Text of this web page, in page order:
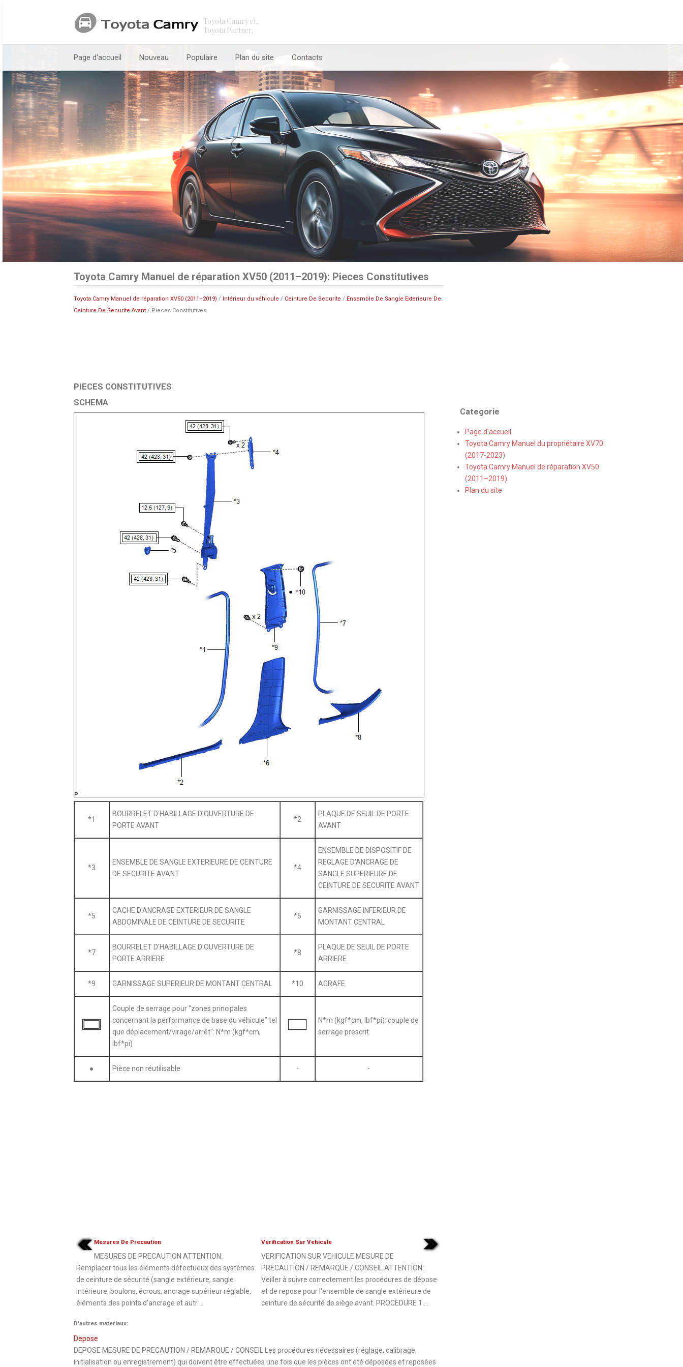
Toyota Camry et,
Toyota Partner.
Page d'accueil Nouveau Populaire Plan du site Contacts
Toyota Camry Manuel de réparation XV50 (2011–2019): Pieces Constitutives
Toyota Camry Manuel de réparation XV50 (2011–2019) / Intérieur du véhicule / Ceinture De Securite / Ensemble De Sangle Exterieure De
Ceinture De Securite Avant/ Pieces Constitutives
PIECES CONSTITUTIVES
SCHEMA
*1
BOURRELET D'HABILLAGE D'OUVERTURE DE
PORTE AVANT
*2
PLAQUE DE SEUIL DE PORTE
AVANT
*3
ENSEMBLE DE SANGLE EXTERIEURE DE CEINTURE
DE SECURITE AVANT
*4
ENSEMBLE DE DISPOSITIF DE
REGLAGE D'ANCRAGE DE
SANGLE SUPERIEURE DE
CEINTURE DE SECURITE AVANT
*5
CACHE D'ANCRAGE EXTERIEUR DE SANGLE
ABDOMINALE DE CEINTURE DE SECURITE
*6
GARNISSAGE INFERIEUR DE
MONTANT CENTRAL
*7
BOURRELET D'HABILLAGE D'OUVERTURE DE
PORTE ARRIERE
*8
PLAQUE DE SEUIL DE PORTE
ARRIERE
*9 GARNISSAGE SUPERIEUR DE MONTANT CENTRAL *10 AGRAFE
Couple de serrage pour "zones principales
concernant la performance de base du véhicule" tel
que déplacement/virage/arrêt": N*m (kgf*cm,
lbf*pi)
N*m (kgf*cm, lbf*pi): couple de
serrage prescrit
● Pièce non réutilisable - -
Mesures De Precaution
MESURES DE PRECAUTION ATTENTION:
Remplacer tous les éléments défectueux des systèmes
de ceinture de sécurité (sangle extérieure, sangle
intérieure, boulons, écrous, ancrage supérieur réglable,
éléments des points d'ancrage et autr ...
Verification Sur Vehicule
VERIFICATION SUR VEHICULE MESURE DE
PRECAUTION / REMARQUE / CONSEIL ATTENTION:
Veiller à suivre correctement les procédures de dépose
et de repose pour l'ensemble de sangle extérieure de
ceinture de sécurité de siège avant. PROCEDURE 1 ...
D'autres materiaux:
Depose
DEPOSE MESURE DE PRECAUTION / REMARQUE / CONSEIL Les procédures nécessaires (réglage, calibrage,
initialisation ou enregistrement) qui doivent être effectuées une fois que les pièces ont été déposées et reposées
Categorie
Page d'accueil
Toyota Camry Manuel du propriétaire XV70
(2017-2023)
Toyota Camry Manuel de réparation XV50
(2011–2019)
Plan du site